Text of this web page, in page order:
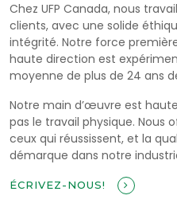
Chez UFP Canada, nous
clients, avec une solide
intégrité. Notre force
haute direction est
moyenne de plus de 24 ans
Notre main d’œuvre est
pas le travail physique. Nous
ceux qui réussissent, et la
démarque dans notre
ÉCRIVEZ-NOUS!